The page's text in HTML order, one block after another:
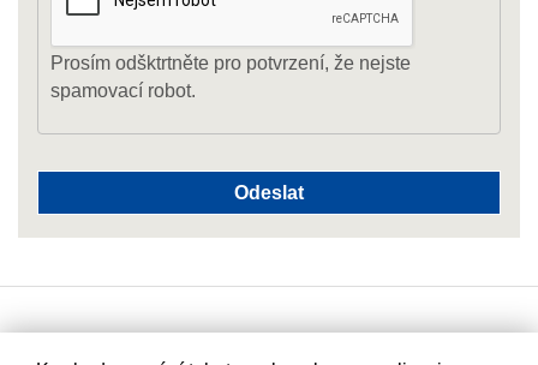
Prosím odšktrtněte pro potvrzení, že nejste
spamovací robot.